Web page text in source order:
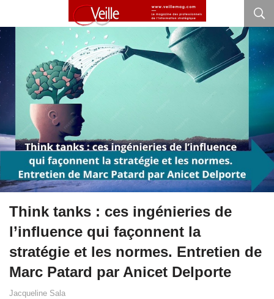
Think tanks : ces ingénieries de
l’influence qui façonnent la
stratégie et les normes. Entretien de
Marc Patard par Anicet Delporte
Jacqueline Sala